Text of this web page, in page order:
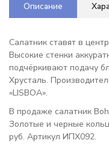
Описание
Салатник ставят в
Высокие стенки
подчёркивают подачу
Хрусталь.
«LISBOA».
В продаже салатник
Золотые и черные
руб. Артикул ИПХ092.